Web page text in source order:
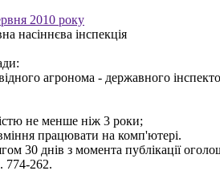
2010 року
насіннєва інспекція
агронома - державного
не менше ніж 3 роки;
працювати на комп'ютері.
30 днів з момента публікації
774-262.